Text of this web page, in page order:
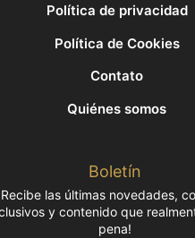
Política de privacidad
Política de Cookies
Contato
Quiénes somos
Boletín
las últimas novedades,
y contenido que
pena!